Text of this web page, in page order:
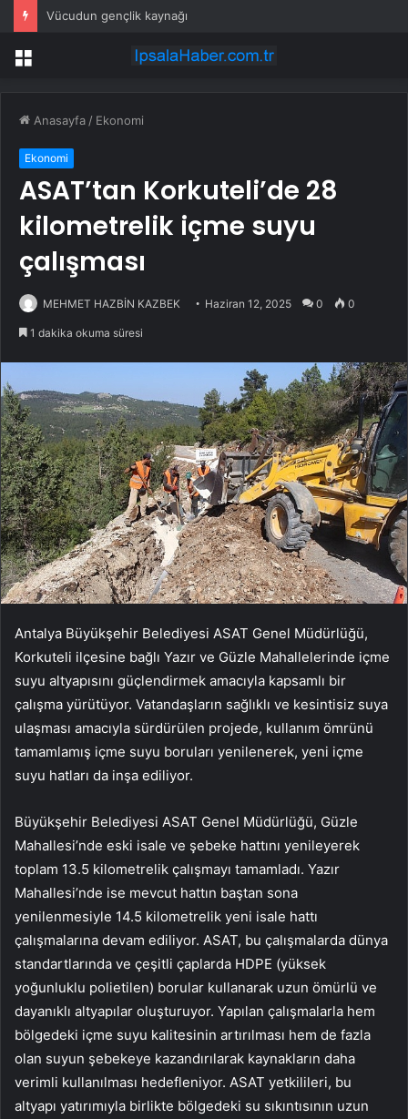
Vücudun gençlik kaynağı
Menü
Anasayfa / Ekonomi
Ekonomi
ASAT’tan Korkuteli’de 28
kilometrelik içme suyu
çalışması
MEHMET HAZBİN KAZBEK Haziran 12, 2025 0 0
1 dakika okuma süresi
Antalya Büyükşehir Belediyesi ASAT Genel Müdürlüğü,
Korkuteli ilçesine bağlı Yazır ve Güzle Mahallelerinde içme
suyu altyapısını güçlendirmek amacıyla kapsamlı bir
çalışma yürütüyor. Vatandaşların sağlıklı ve kesintisiz suya
ulaşması amacıyla sürdürülen projede, kullanım ömrünü
tamamlamış içme suyu boruları yenilenerek, yeni içme
suyu hatları da inşa ediliyor.
Büyükşehir Belediyesi ASAT Genel Müdürlüğü, Güzle
Mahallesi’nde eski isale ve şebeke hattını yenileyerek
toplam 13.5 kilometrelik çalışmayı tamamladı. Yazır
Mahallesi’nde ise mevcut hattın baştan sona
yenilenmesiyle 14.5 kilometrelik yeni isale hattı
çalışmalarına devam ediliyor. ASAT, bu çalışmalarda dünya
standartlarında ve çeşitli çaplarda HDPE (yüksek
yoğunluklu polietilen) borular kullanarak uzun ömürlü ve
dayanıklı altyapılar oluşturuyor. Yapılan çalışmalarla hem
bölgedeki içme suyu kalitesinin artırılması hem de fazla
olan suyun şebekeye kazandırılarak kaynakların daha
verimli kullanılması hedefleniyor. ASAT yetkilileri, bu
altyapı yatırımıyla birlikte bölgedeki su sıkıntısının uzun